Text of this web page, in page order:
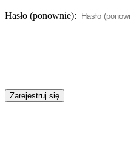
Hasło (ponownie):
Zarejestruj się